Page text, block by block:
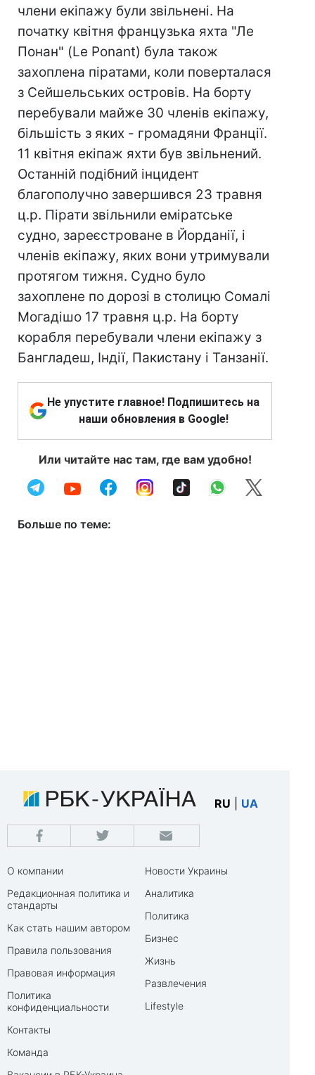
члени екіпажу були звільнені. На
початку квітня французька яхта "Ле
Понан" (Le Ponant) була також
захоплена піратами, коли поверталася
з Сейшельських островів. На борту
перебували майже 30 членів екіпажу,
більшість з яких - громадяни Франції.
11 квітня екіпаж яхти був звільнений.
Останній подібний інцидент
благополучно завершився 23 травня
ц.р. Пірати звільнили еміратське
судно, зареєстроване в Йорданії, і
членів екіпажу, яких вони утримували
протягом тижня. Судно було
захоплене по дорозі в столицю Сомалі
Могадішо 17 травня ц.р. На борту
корабля перебували члени екіпажу з
Бангладеш, Індії, Пакистану і Танзанії.
Не упустите главное! Подпишитесь на
наши обновления в Google!
Или читайте нас там, где вам удобно!
Больше по теме:
RU UA
О компании
Редакционная политика и
стандарты
Как стать нашим автором
Правила пользования
Правовая информация
Политика
конфиденциальности
Контакты
Команда
Новости Украины
Аналитика
Политика
Бизнес
Жизнь
Развлечения
Lifestyle